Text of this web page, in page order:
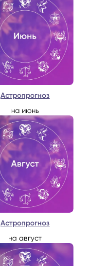
Астропрогноз
на июнь
Астропрогноз
на август